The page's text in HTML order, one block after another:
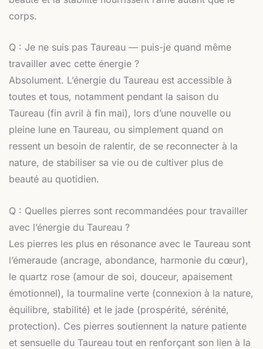
corps.
Q : Je ne suis pas Taureau — puis-je quand même
travailler avec cette énergie ?
Absolument. L’énergie du Taureau est accessible à
toutes et tous, notamment pendant la saison du
Taureau (fin avril à fin mai), lors d’une nouvelle ou
pleine lune en Taureau, ou simplement quand on
ressent un besoin de ralentir, de se reconnecter à la
nature, de stabiliser sa vie ou de cultiver plus de
beauté au quotidien.
Q : Quelles pierres sont recommandées pour travailler
avec l’énergie du Taureau ?
Les pierres les plus en résonance avec le Taureau sont
l’émeraude (ancrage, abondance, harmonie du cœur),
le quartz rose (amour de soi, douceur, apaisement
émotionnel), la tourmaline verte (connexion à la nature,
équilibre, stabilité) et le jade (prospérité, sérénité,
protection). Ces pierres soutiennent la nature patiente
et sensuelle du Taureau tout en renforçant son lien à la